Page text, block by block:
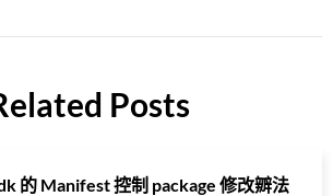
Posts
的 Manifest 控制 package 修改辧法